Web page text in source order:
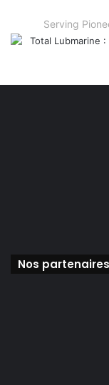
Serving
Nos partenaires